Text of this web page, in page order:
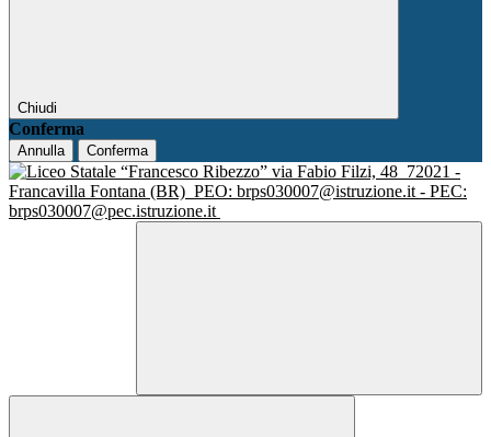
Chiudi
Conferma
Annulla Conferma
via Fabio Filzi, 48 72021 -
Francavilla Fontana (BR) PEO: brps030007@istruzione.it - PEC:
brps030007@pec.istruzione.it